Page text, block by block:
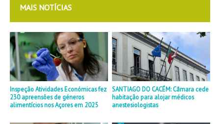
MAIS NOTÍCIAS
Inspeção Atividades Económicas fez
230 apreensões de géneros
alimentícios nos Açores em 2025
SANTIAGO DO CACÉM: Câmara cede
habitação para alojar médicos
anestesiologistas